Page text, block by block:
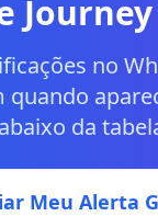
Journey
no
quando
da
Meu Alerta